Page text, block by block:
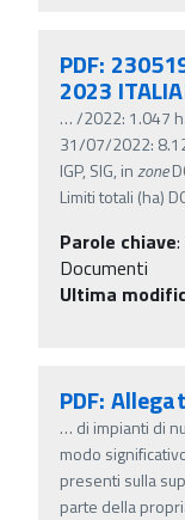
PDF:
2023
…/2022: 1.047
31/07/2022:
IGP, SIG, inzone
Limiti totali (ha)
Parole chiave:
Documenti
Ultima
PDF:
… di impianti di
modo
presenti sulla
parte della